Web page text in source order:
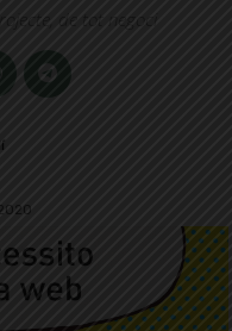
de tot negoci